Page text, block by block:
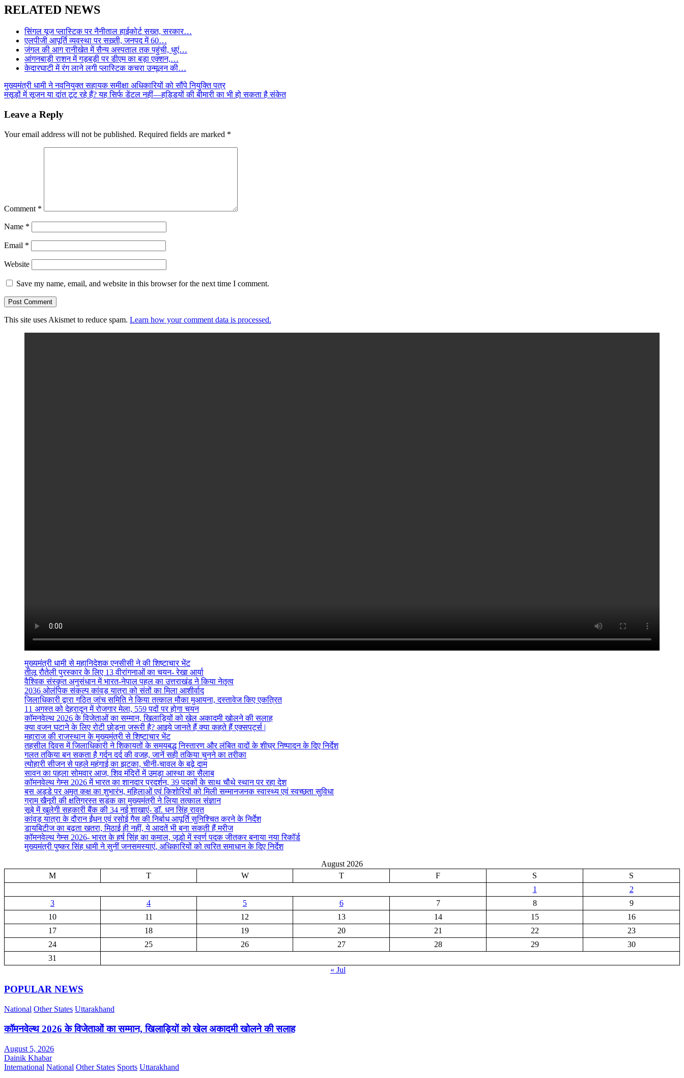
RELATED NEWS
सिंगल यूज प्लास्टिक पर नैनीताल हाईकोर्ट सख्त, सरकार…
एलपीजी आपूर्ति व्यवस्था पर सख़्ती, जनपद में 60…
जंगल की आग रानीखेत में सैन्य अस्पताल तक पहुंची, धुएं…
आंगनबाड़ी राशन में गड़बड़ी पर डीएम का बड़ा एक्शन,…
केदारघाटी में रंग लाने लगी प्लास्टिक कचरा उन्मूलन की…
Post
navigation
मुख्यमंत्री धामी ने नवनियुक्त सहायक समीक्षा अधिकारियों को सौंपे नियुक्ति पत्र
मसूड़ों में सूजन या दांत टूट रहे हैं? यह सिर्फ डेंटल नहीं—हड्डियों की बीमारी का भी हो सकता है संकेत
Leave a Reply
Your email address will not be published. Required fields are marked *
Comment *
Name *
Email *
Website
Save my name, email, and website in this browser for the next time I comment.
This site uses Akismet to reduce spam. Learn how your comment data is processed.
मुख्यमंत्री धामी से महानिदेशक एनसीसी ने की शिष्टाचार भेंट
तीलू रौतेली पुरस्कार के लिए 13 वीरांगनाओं का चयन- रेखा आर्या
वैश्विक संस्कृत अनुसंधान में भारत-नेपाल पहल का उत्तराखंड ने किया नेतृत्व
2036 ओलंपिक संकल्प कांवड़ यात्रा को संतों का मिला आशीर्वाद
जिलाधिकारी द्वारा गठित जांच समिति ने किया तत्काल मौका मुआयना, दस्तावेज किए एकत्रित
11 अगस्त को देहरादून में रोजगार मेला, 559 पदों पर होगा चयन
कॉमनवेल्थ 2026 के विजेताओं का सम्मान, खिलाड़ियों को खेल अकादमी खोलने की सलाह
क्या वजन घटाने के लिए रोटी छोड़ना जरूरी है? आइये जानते हैं क्या कहते हैं एक्सपर्ट्स |
महाराज की राजस्थान के मुख्यमंत्री से शिष्टाचार भेंट
तहसील दिवस में जिलाधिकारी ने शिकायतों के समयबद्ध निस्तारण और लंबित वादों के शीघ्र निष्पादन के दिए निर्देश
गलत तकिया बन सकता है गर्दन दर्द की वजह, जानें सही तकिया चुनने का तरीका
त्योहारी सीजन से पहले महंगाई का झटका, चीनी-चावल के बढ़े दाम
सावन का पहला सोमवार आज, शिव मंदिरों में उमड़ा आस्था का सैलाब
कॉमनवेल्थ गेम्स 2026 में भारत का शानदार प्रदर्शन, 39 पदकों के साथ चौथे स्थान पर रहा देश
बस अड्डे पर अमृत कक्ष का शुभारंभ, महिलाओं एवं किशोरियों को मिली सम्मानजनक स्वास्थ्य एवं स्वच्छता सुविधा
ग्राम खैनूरी की क्षतिग्रस्त सड़क का मुख्यमंत्री ने लिया तत्काल संज्ञान
सूबे में खुलेगी सहकारी बैंक की 34 नई शाखाएं- डाॅ. धन सिंह रावत
कांवड़ यात्रा के दौरान ईंधन एवं रसोई गैस की निर्बाध आपूर्ति सुनिश्चित करने के निर्देश
डायबिटीज का बढ़ता खतरा, मिठाई ही नहीं, ये आदतें भी बना सकती हैं मरीज
कॉमनवेल्थ गेम्स 2026- भारत के हर्ष सिंह का कमाल, जूडो में स्वर्ण पदक जीतकर बनाया नया रिकॉर्ड
मुख्यमंत्री पुष्कर सिंह धामी ने सुनीं जनसमस्याएं, अधिकारियों को त्वरित समाधान के दिए निर्देश
August 2026
M
T W T F S
S
1
2
3
4 5 6 7 8
9
10
11 12 13 14 15
16
17
18 19 20 21 22
23
24
25 26 27 28 29
30
31
« Jul
POPULAR NEWS
National Other States Uttarakhand
कॉमनवेल्थ 2026 के विजेताओं का सम्मान, खिलाड़ियों को खेल अकादमी खोलने की सलाह
August 5, 2026
Dainik Khabar
International National Other States Sports Uttarakhand